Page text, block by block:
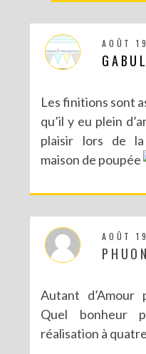
AOÛT
Les finitions sont
qu’il y eu plein
plaisir lors de
maison de poupée
AOÛT
Autant
Quel bonheur
réalisation à